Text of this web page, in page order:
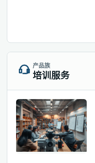
产品族
培训服务